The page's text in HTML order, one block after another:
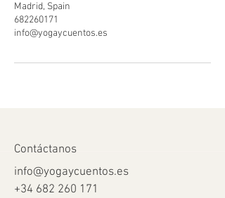
Madrid, Spain
682260171
info@yogaycuentos.es
Contáctanos
info@yogaycuentos.es
+34 682 260 171